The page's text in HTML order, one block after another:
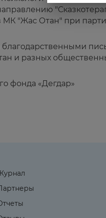
"Жас Отан" при
и разных
фонда «Дегдар»